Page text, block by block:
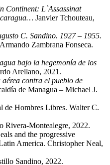
Continent: L`Assassinat
Janvier Tchouteau,
C. Sandino. 1927 – 1955.
Zambrana Fonseca.
bajo la hegemonía de los
Arellano, 2021.
contra el pueblo de
de Managua – Michael J.
de Hombres Libres. Walter C.
Rivera-Montealegre, 2022.
and the progressive
America. Christopher Neal,
Sandino, 2022.